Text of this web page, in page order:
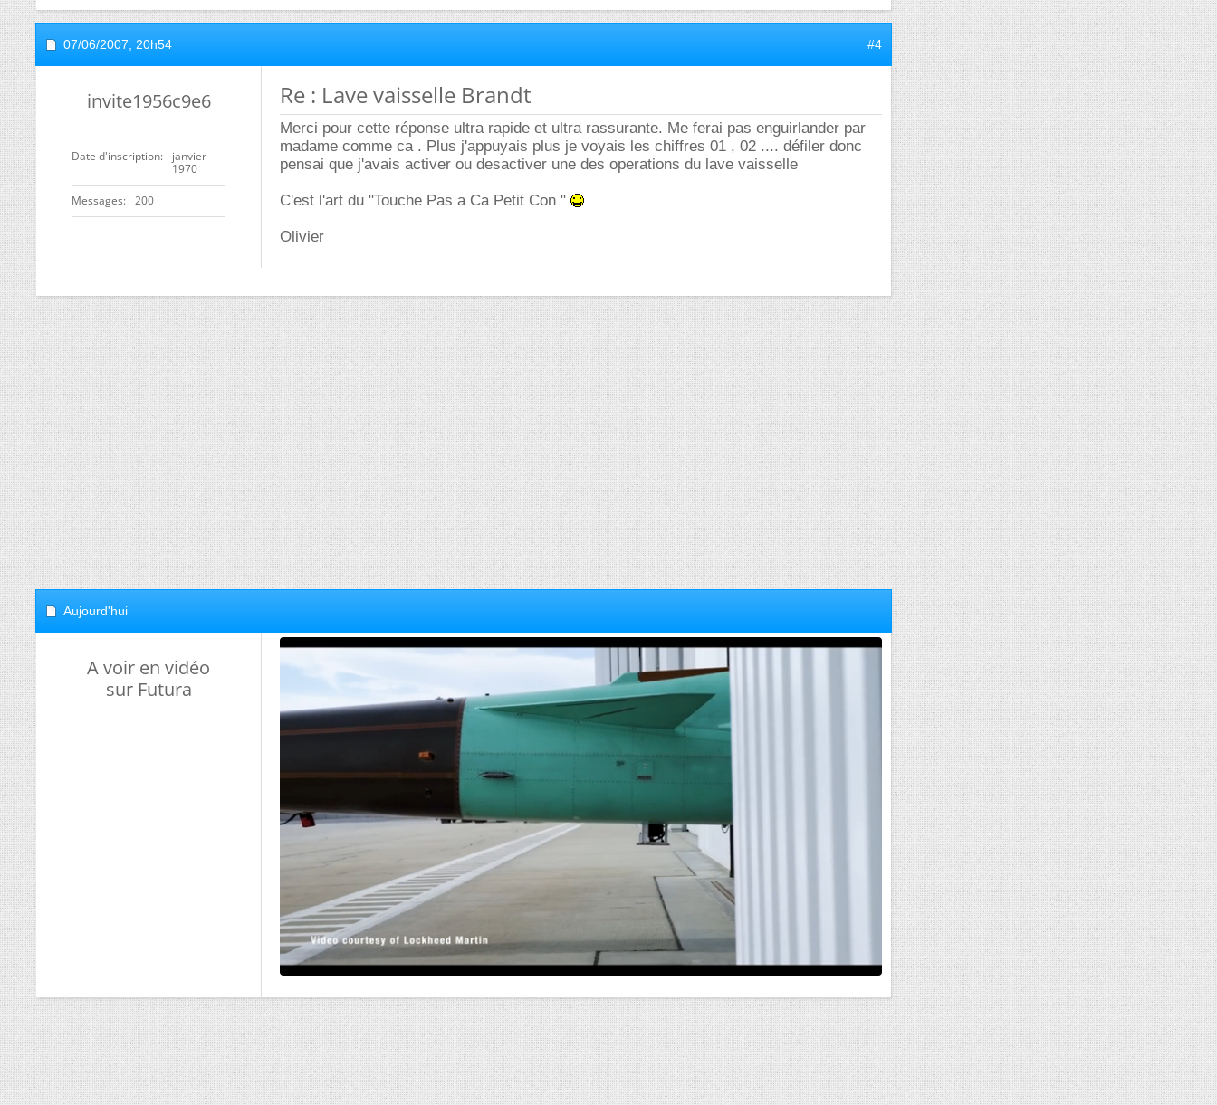
07/06/2007, 20h54 #4
invite1956c9e6
Date d'inscription
janvier
1970
Messages 200
Re : Lave vaisselle Brandt
Merci pour cette réponse ultra rapide et ultra rassurante. Me ferai pas enguirlander par
madame comme ca . Plus j'appuyais plus je voyais les chiffres 01 , 02 .... défiler donc
pensai que j'avais activer ou desactiver une des operations du lave vaisselle
C'est l'art du "Touche Pas a Ca Petit Con "
Olivier
Aujourd'hui
A voir en vidéo
sur Futura